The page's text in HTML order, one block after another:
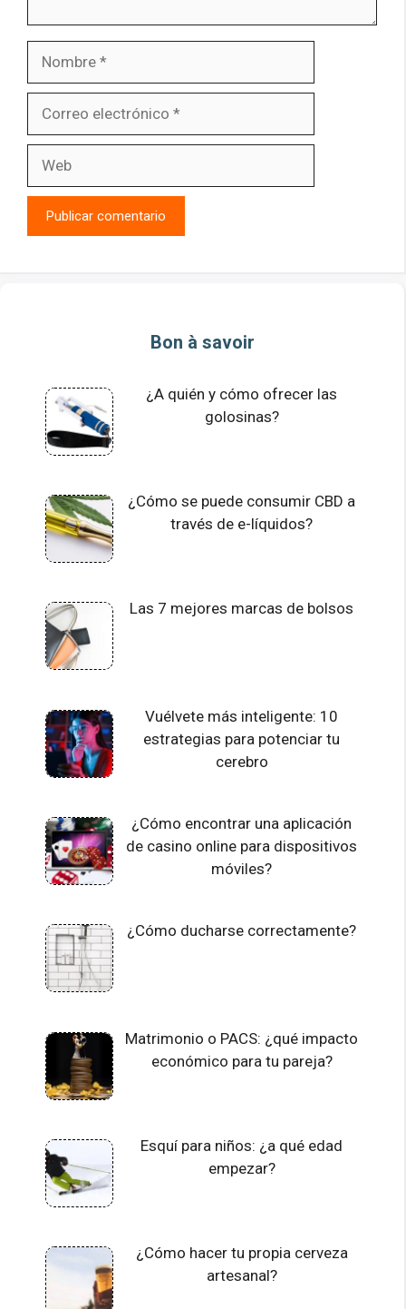
electrónico
Bon à savoir
¿A quién y cómo ofrecer las
golosinas?
¿Cómo se puede consumir CBD a
través de e-líquidos?
Las 7 mejores marcas de bolsos
Vuélvete más inteligente: 10
estrategias para potenciar tu
cerebro
¿Cómo encontrar una aplicación
de casino online para dispositivos
móviles?
¿Cómo ducharse correctamente?
Matrimonio o PACS: ¿qué impacto
económico para tu pareja?
Esquí para niños: ¿a qué edad
empezar?
¿Cómo hacer tu propia cerveza
artesanal?